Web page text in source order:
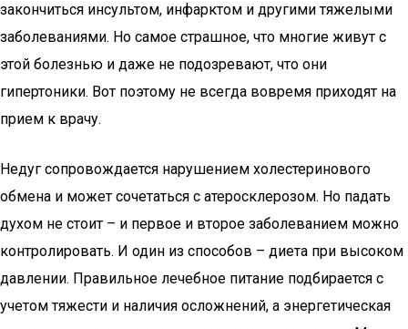
закончиться инсультом, инфарктом и другими тяжелыми
заболеваниями. Но самое страшное, что многие живут с
этой болезнью и даже не подозревают, что они
гипертоники. Вот поэтому не всегда вовремя приходят на
прием к врачу.
Недуг сопровождается нарушением холестеринового
обмена и может сочетаться с атеросклерозом. Но падать
духом не стоит – и первое и второе заболеванием можно
контролировать. И один из способов – диета при высоком
давлении. Правильное лечебное питание подбирается с
учетом тяжести и наличия осложнений, а энергетическая